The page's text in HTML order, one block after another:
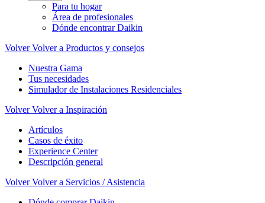
Para tu hogar
Área de profesionales
Dónde encontrar Daikin
Volver Volver a Productos y consejos
Nuestra Gama
Tus necesidades
Simulador de Instalaciones Residenciales
Volver Volver a Inspiración
Artículos
Casos de éxito
Experience Center
Descripción general
Volver Volver a Servicios / Asistencia